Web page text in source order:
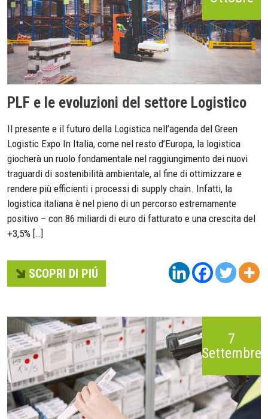
PLF e le evoluzioni del settore Logistico
Il presente e il futuro della Logistica nell’agenda del Green
Logistic Expo In Italia, come nel resto d’Europa, la logistica
giocherà un ruolo fondamentale nel raggiungimento dei nuovi
traguardi di sostenibilità ambientale, al fine di ottimizzare e
rendere più efficienti i processi di supply chain. Infatti, la
logistica italiana è nel pieno di un percorso estremamente
positivo – con 86 miliardi di euro di fatturato e una crescita del
+3,5% […]
SCOPRI DI PIÚ
7
Settembre